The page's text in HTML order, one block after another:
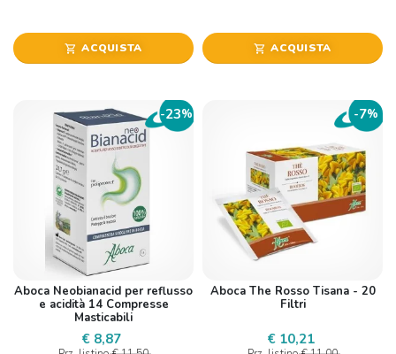
shopping_cart ACQUISTA shopping_cart ACQUISTA
-23%
Aboca Neobianacid per reflusso
e acidità 14 Compresse
Masticabili
€ 8,87
-7%
Aboca The Rosso Tisana - 20
Filtri
€ 10,21